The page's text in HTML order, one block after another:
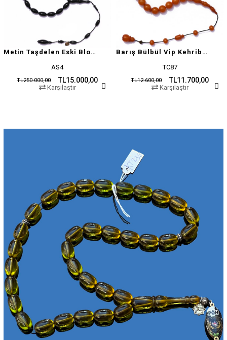
Metin Taşdelen Eski Blok Sıkma
AS4
TL15.000,00
TL250.000,00
Karşılaştır
Barış Bülbül Vip Kehribar Tesbih
TC87
TL11.700,00
TL12.600,00
Karşılaştır